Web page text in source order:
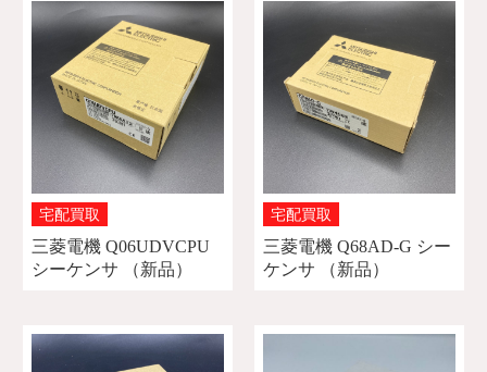
宅配買取
三菱電機 Q06UDVCPU
シーケンサ （新品）
宅配買取
三菱電機 Q68AD-G シー
ケンサ （新品）